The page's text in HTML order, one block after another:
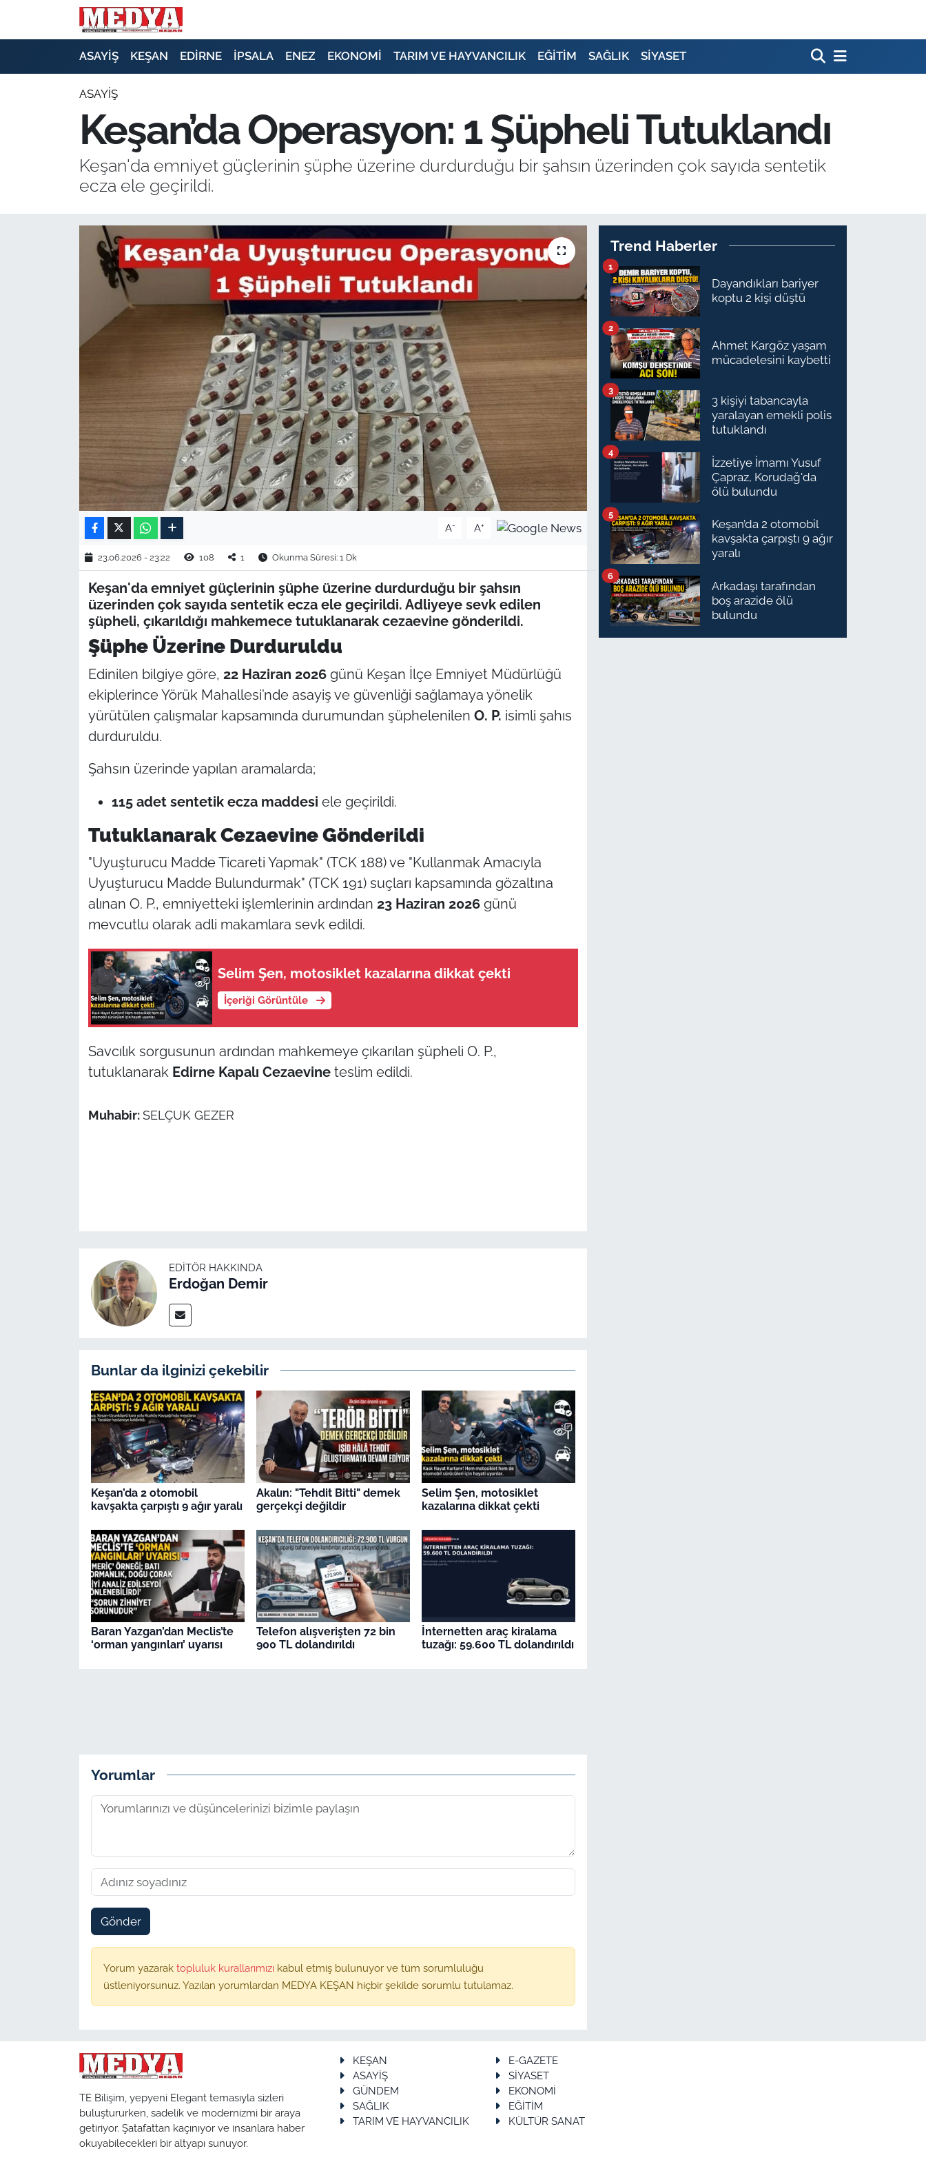
ASAYİŞ KEŞAN EDİRNE İPSALA ENEZ EKONOMİ TARIM VE HAYVANCILIK EĞİTİM SAĞLIK SİYASET
ASAYİŞ
Keşan’da Operasyon: 1 Şüpheli Tutuklandı
Keşan'da emniyet güçlerinin şüphe üzerine durdurduğu bir şahsın üzerinden çok sayıda sentetik
ecza ele geçirildi.
A- A+
23.06.2026 - 23:22 108 1 Okunma Süresi: 1 Dk
Keşan'da emniyet güçlerinin şüphe üzerine durdurduğu bir şahsın
üzerinden çok sayıda sentetik ecza ele geçirildi. Adliyeye sevk edilen
şüpheli, çıkarıldığı mahkemece tutuklanarak cezaevine gönderildi.
Şüphe Üzerine Durduruldu
Edinilen bilgiye göre, 22 Haziran 2026günü Keşan İlçe Emniyet Müdürlüğü
ekiplerince Yörük Mahallesi’nde asayiş ve güvenliği sağlamaya yönelik
yürütülen çalışmalar kapsamında durumundan şüphelenilen O. P. isimli şahıs
durduruldu.
Şahsın üzerinde yapılan aramalarda;
115 adet sentetik ecza maddesi ele geçirildi.
Tutuklanarak Cezaevine Gönderildi
"Uyuşturucu Madde Ticareti Yapmak" (TCK 188) ve "Kullanmak Amacıyla
Uyuşturucu Madde Bulundurmak" (TCK 191) suçları kapsamında gözaltına
alınan O. P., emniyetteki işlemlerinin ardından 23 Haziran 2026günü
mevcutlu olarak adli makamlara sevk edildi.
Selim Şen, motosiklet kazalarına dikkat çekti
İçeriği Görüntüle
Savcılık sorgusunun ardından mahkemeye çıkarılan şüpheli O. P.,
tutuklanarak Edirne Kapalı Cezaevineteslim edildi.
Muhabir: SELÇUK GEZER
EDITÖR HAKKINDA
Erdoğan Demir
Bunlar da ilginizi çekebilir
Keşan’da 2 otomobil
kavşakta çarpıştı 9 ağır yaralı
Akalın: "Tehdit Bitti" demek
gerçekçi değildir
Selim Şen, motosiklet
kazalarına dikkat çekti
Baran Yazgan’dan Meclis’te
‘orman yangınları’ uyarısı
Telefon alışverişten 72 bin
900 TL dolandırıldı
İnternetten araç kiralama
tuzağı: 59.600 TL dolandırıldı
Yorumlar
Gönder
Yorum yazarak topluluk kurallarımızı kabul etmiş bulunuyor ve tüm sorumluluğu
üstleniyorsunuz. Yazılan yorumlardan MEDYA KEŞAN hiçbir şekilde sorumlu tutulamaz.
Trend Haberler
Dayandıkları bariyer
koptu 2 kişi düştü
1
Ahmet Kargöz yaşam
mücadelesini kaybetti
2
3 kişiyi tabancayla
yaralayan emekli polis
tutuklandı
3
İzzetiye İmamı Yusuf
Çapraz, Korudağ'da
ölü bulundu
4
Keşan’da 2 otomobil
kavşakta çarpıştı 9 ağır
yaralı
5
Arkadaşı tarafından
boş arazide ölü
bulundu
6
TE Bilişim, yepyeni Elegant temasıyla sizleri
buluştururken, sadelik ve modernizmi bir araya
getiriyor. Şatafattan kaçınıyor ve insanlara haber
okuyabilecekleri bir altyapı sunuyor.
KEŞAN
E-GAZETE
ASAYİŞ
SİYASET
GÜNDEM
EKONOMİ
SAĞLIK
EĞİTİM
TARIM VE HAYVANCILIK
KÜLTÜR SANAT
E-GAZETE
SİYASET
GÜNDEM
EKONOMİ
TARIM VE HAYVANCILIK
RESMİ İLAN
EDİRNE
KIRKLARELİ
ÇANAKKALE
TÜRKİYE
Flaş Haber
Dış Haberler
İş Dünyası
Bilim Teknoloji
English News